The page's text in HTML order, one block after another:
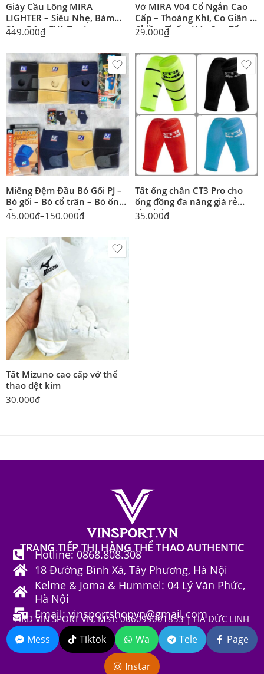
Giày Cầu Lông MIRA
LIGHTER – Siêu Nhẹ, Bám
Sân, Đệm EVA Trợ Lực
449.000₫
Vớ MIRA V04 Cổ Ngắn Cao
Cấp – Thoáng Khí, Co Giãn 4
Chiều, Thấm Hút Cực Tốt
29.000₫
Miếng Đệm Đầu Bó Gối PJ –
Bó gối – Bó cổ trân – Bó ống
đồng PJ Knee Pad
45.000₫–150.000₫
Tất ống chân CT3 Pro cho
ống đồng đa năng giá rẻ
chính hãng
35.000₫
Tất Mizuno cao cấp vớ thể
thao dệt kim
30.000₫
TRANG TIẾP THỊ HÀNG THỂ THAO AUTHENTIC
Hotline: 0868.808.308
18 Đường Bình Xá, Tây Phương, Hà Nội
Kelme & Joma & Hummel: 04 Lý Văn Phức,
Hà Nội
Email: vinsportshopvn@gmail.com
HKD VIN SPORT VN, MST: 006099001853 | HÀ ĐỨC LINH
Mess Tiktok Wa Tele Page
Instar